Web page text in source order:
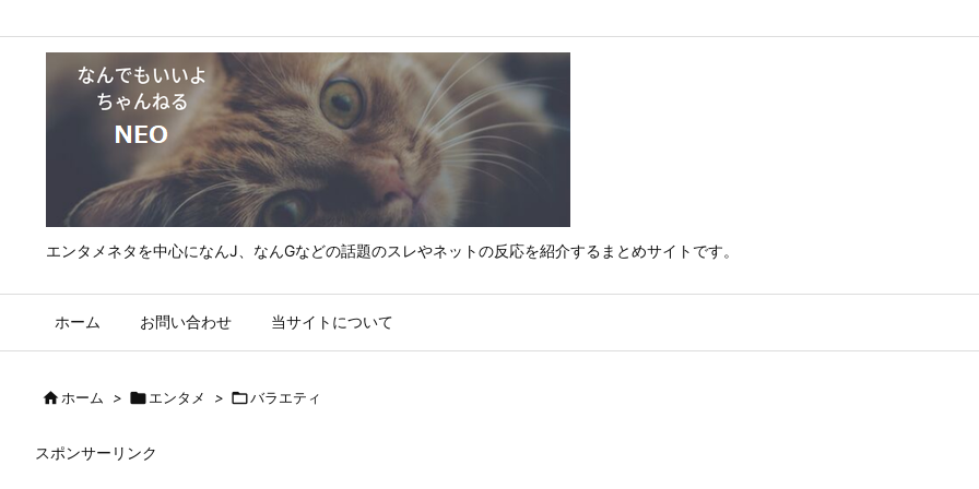
エンタメネタを中心になんJ、なんGなどの話題のスレやネットの反応を紹介するまとめサイトです。
ホーム お問い合わせ 当サイトについて
ホーム > エンタメ > バラエティ
スポンサーリンク